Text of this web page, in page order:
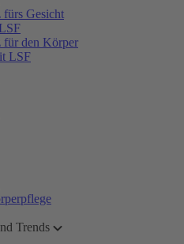
fürs Gesicht
für den Körper
LSF
Trends